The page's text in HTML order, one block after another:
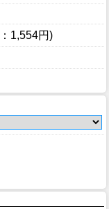
1,554円)